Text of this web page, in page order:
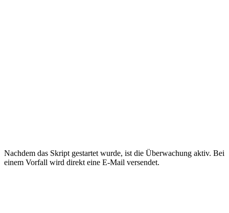
Nachdem das Skript gestartet wurde, ist die Überwachung aktiv. Bei
einem Vorfall wird direkt eine E-Mail versendet.